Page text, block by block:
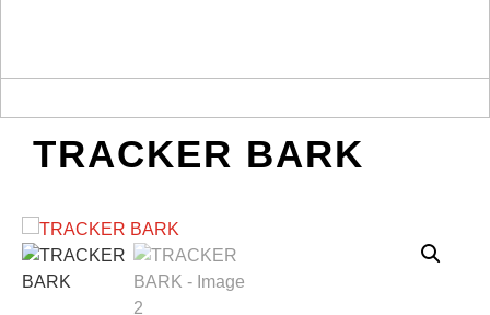
TRACKER BARK